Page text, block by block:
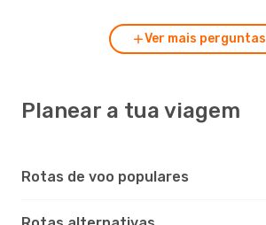
Ver mais perguntas
Planear a tua viagem
Rotas de voo populares